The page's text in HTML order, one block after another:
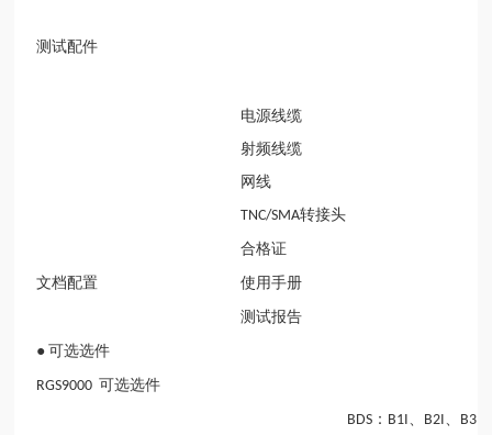
测试配件
电源线缆
射频线缆
网线
TNC/SMA转接头
文档配置
合格证
使用手册
测试报告
● 可选选件
RGS9000可选选件
BDS ： B1I B2I B3I